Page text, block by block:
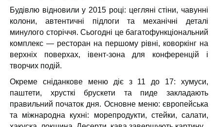
Будівлю відновили у 2015 році: цегляні стіни, чавунні
колони, автентичні підлоги та механічні деталі
минулого сторіччя. Сьогодні це багатофункціональний
комплекс — ресторан на першому рівні, коворкінг на
верхніх поверхах, івент-зона для конференцій і
творчих подій.
Окреме сніданкове меню діє з 11 до 17: хумуси,
паштети, хрусткі брускети та пиде закладають
правильний початок дня. Основне меню: європейська
та міжнародна кухні: морепродукти, стейки, салати,